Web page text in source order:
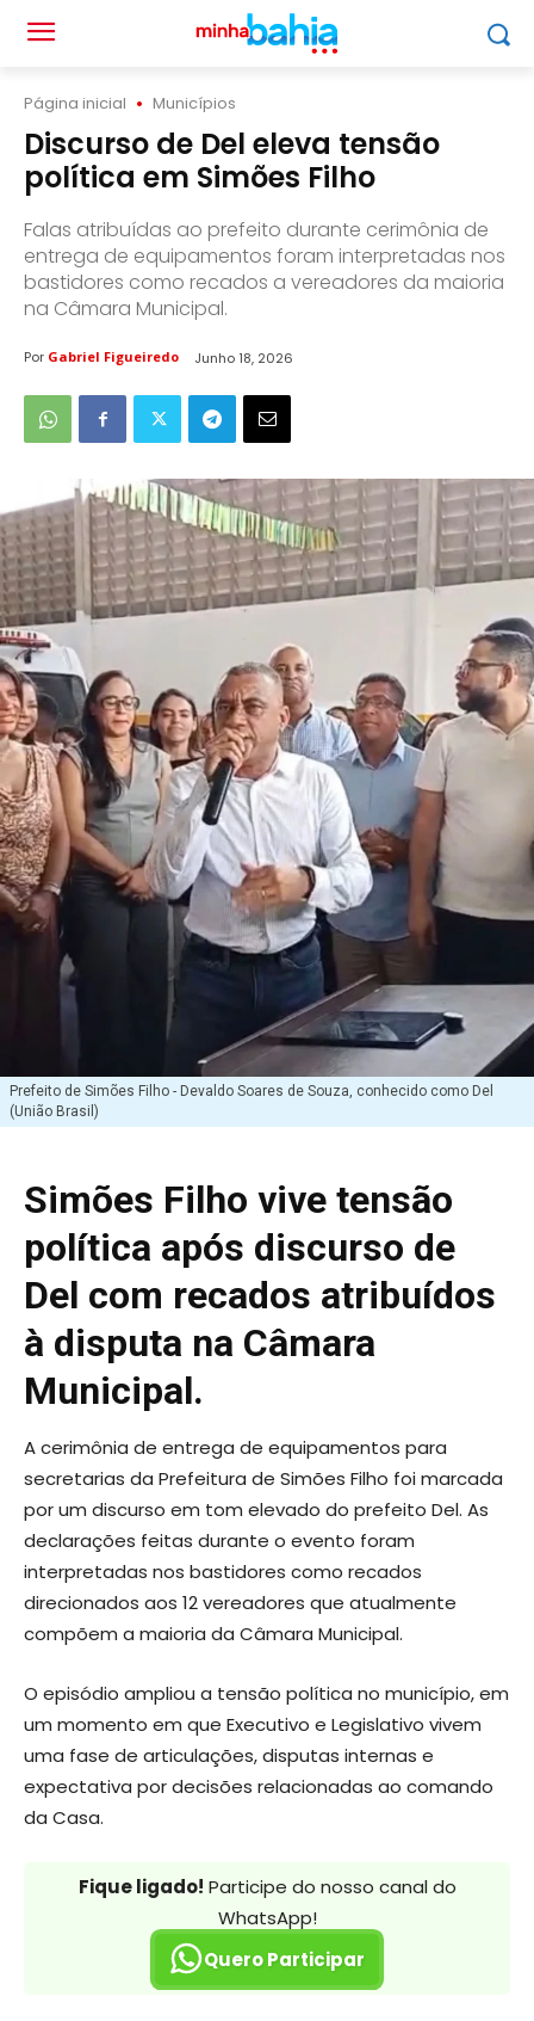
Página inicial Municípios
Discurso de Del eleva tensão
política em Simões Filho
Falas atribuídas ao prefeito durante cerimônia de
entrega de equipamentos foram interpretadas nos
bastidores como recados a vereadores da maioria
na Câmara Municipal.
Por Gabriel Figueiredo Junho 18, 2026
Prefeito de Simões Filho - Devaldo Soares de Souza, conhecido como Del
(União Brasil)
Simões Filho vive tensão
política após discurso de
Del com recados atribuídos
à disputa na Câmara
Municipal.
A cerimônia de entrega de equipamentos para
secretarias da Prefeitura de Simões Filho foi marcada
por um discurso em tom elevado do prefeito Del. As
declarações feitas durante o evento foram
interpretadas nos bastidores como recados
direcionados aos 12 vereadores que atualmente
compõem a maioria da Câmara Municipal.
O episódio ampliou a tensão política no município, em
um momento em que Executivo e Legislativo vivem
uma fase de articulações, disputas internas e
expectativa por decisões relacionadas ao comando
da Casa.
Fique ligado! Participe do nosso canal do
WhatsApp!
Quero Participar